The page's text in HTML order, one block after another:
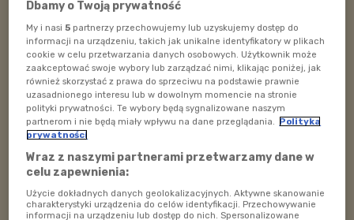
Zamki pełniły funkcje obronne i lokowano je w
konkretnych częściach kraju, niekiedy na trudno
dostępnych wzgórzach, ale też nizinach i w okolicach
rzek. Takie zamki otaczały mury obronne i fosy, przez
znajdowały się sale reprezentacyjne, w których
władców, książąt, a także rycerzy.
Dbamy o Twoją prywatność
My i nasi5 partnerzy przechowujemy lub uzyskujemy dostęp do
informacji na urządzeniu, takich jak unikalne identyfikatory w plikach
cookie w celu przetwarzania danych osobowych. Użytkownik może
zaakceptować swoje wybory lub zarządzać nimi, klikając poniżej, jak
również skorzystać z prawa do sprzeciwu na podstawie prawnie
uzasadnionego interesu lub w dowolnym momencie na stronie
polityki prywatności. Te wybory będą sygnalizowane naszym
partnerom i nie będą miały wpływu na dane przeglądania. Polityka
prywatności
Wraz z naszymi partnerami przetwarzamy dane w
celu zapewnienia:
Użycie dokładnych danych geolokalizacyjnych. Aktywne skanowanie
charakterystyki urządzenia do celów identyfikacji. Przechowywanie
informacji na urządzeniu lub dostęp do nich. Spersonalizowane